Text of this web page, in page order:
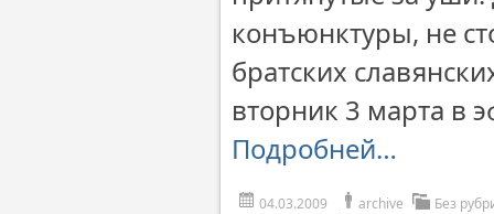
конъюнктуры, не
братских
вторник 3 марта в
Подробней…
04.03.2009 archive Без